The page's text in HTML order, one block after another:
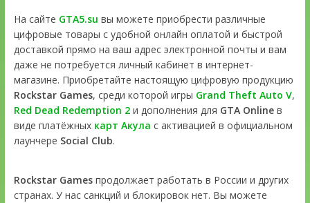
На сайте GTA5.su вы можете приобрести различные
цифровые товары с удобной онлайн оплатой и быстрой
доставкой прямо на ваш адрес электронной почты и вам
даже не потребуется личный кабинет в интернет-
магазине. Приобретайте настоящую цифровую продукцию
Rockstar Games, среди которой игры Grand Theft Auto V,
Red Dead Redemption 2и дополнения для GTA Onlineв
виде платёжных карт Акула с активацией в официальном
лаунчере Social Club.
Rockstar Gamesпродолжает работать в России и других
странах. У нас санкций и блокировок нет. Вы можете